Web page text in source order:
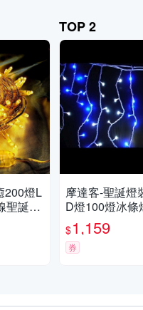
200燈L
聖誕燈
USB插
TOP 2
摩達客-聖誕燈
D燈100燈冰條
光)(附控制器跳
免運費
$1,159
券